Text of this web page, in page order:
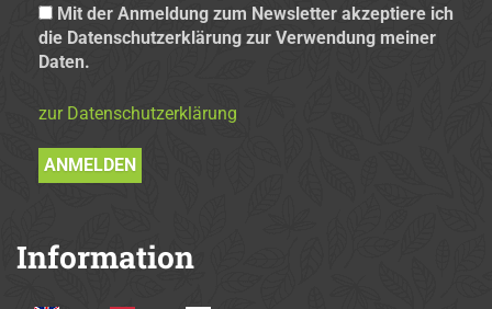
Mit der Anmeldung zum Newsletter akzeptiere ich
die Datenschutzerklärung zur Verwendung meiner
Daten.
zur Datenschutzerklärung
Information